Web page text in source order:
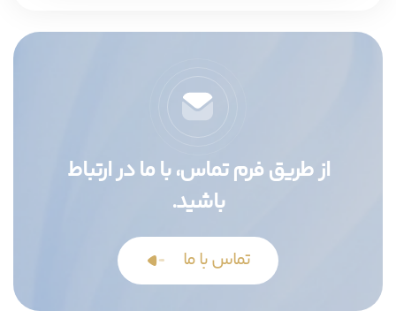
از طریق فرم تماس، با ما در ارتباط
باشید.
تماس با ما